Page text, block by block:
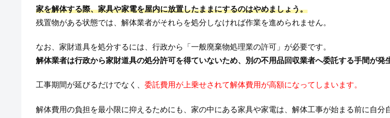
家を解体する際、家具や家電を屋内に放置したままにするのはやめましょう。
残置物がある状態では、解体業者がそれらを処分しなければ作業を進められません。
なお、家財道具を処分するには、行政から「一般廃棄物処理業の許可」が必要です。
解体業者は行政から家財道具の処分許可を得ていないため、別の不用品回収業者へ委託する手間が発
工事期間が延びるだけでなく、 委託費用が上乗せされて解体費用が高額になってしまいます。
解体費用の負担を最小限に抑えるためにも、家の中にある家具や家電は、解体工事が始まる前に自分